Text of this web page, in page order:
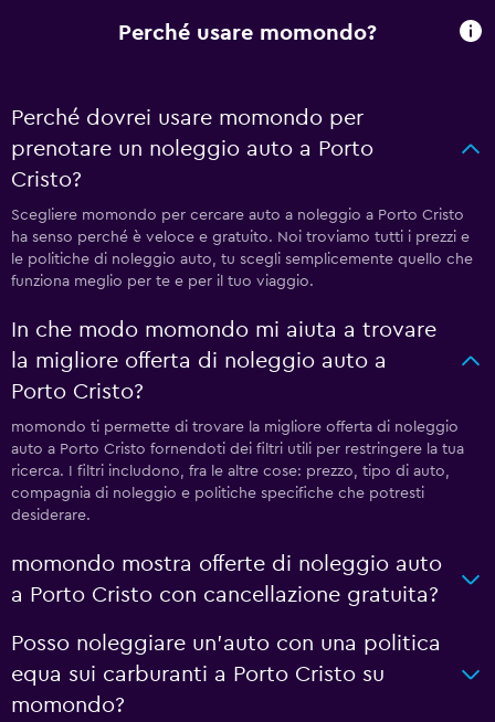
Perché usare momondo?
Perché dovrei usare momondo per
prenotare un noleggio auto a Porto
Cristo?
Scegliere momondo per cercare auto a noleggio a Porto Cristo
ha senso perché è veloce e gratuito. Noi troviamo tutti i prezzi e
le politiche di noleggio auto, tu scegli semplicemente quello che
funziona meglio per te e per il tuo viaggio.
In che modo momondo mi aiuta a trovare
la migliore offerta di noleggio auto a
Porto Cristo?
momondo ti permette di trovare la migliore offerta di noleggio
auto a Porto Cristo fornendoti dei filtri utili per restringere la tua
ricerca. I filtri includono, fra le altre cose: prezzo, tipo di auto,
compagnia di noleggio e politiche specifiche che potresti
desiderare.
momondo mostra offerte di noleggio auto
a Porto Cristo con cancellazione gratuita?
Posso noleggiare un'auto con una politica
equa sui carburanti a Porto Cristo su
momondo?